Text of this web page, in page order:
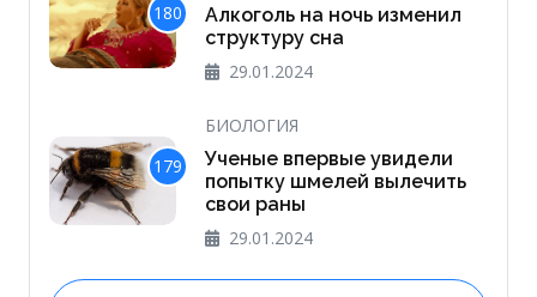
180
Алкоголь на ночь изменил
структуру сна
29.01.2024
179
БИОЛОГИЯ
Ученые впервые увидели
попытку шмелей вылечить
свои раны
29.01.2024